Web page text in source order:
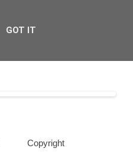
Copyright
GOT IT